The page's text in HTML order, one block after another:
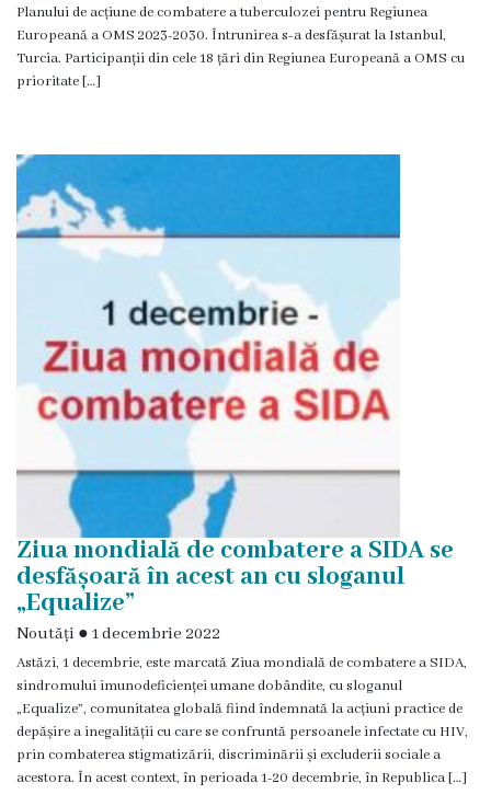
Pediatrie
Anestezie
Terapie
Intensivă
Informații
Pentru
medici
Pentru
pacienți
Servicii/Tarife
Tarife
Serviciul
2
Serviciul
3
Planului de acțiune de combatere a tuberculozei pentru Regiunea
Europeană a OMS 2023-2030. Întrunirea s-a desfășurat la Istanbul,
Turcia. Participanții din cele 18 țări din Regiunea Europeană a OMS cu
prioritate […]
Ziua mondială de combatere a SIDA se
desfășoară în acest an cu sloganul
„Equalize”
Noutăți ● 1 decembrie 2022
Astăzi, 1 decembrie, este marcată Ziua mondială de combatere a SIDA,
sindromului imunodeficienței umane dobândite, cu sloganul
„Equalize”, comunitatea globală fiind îndemnată la acțiuni practice de
depășire a inegalității cu care se confruntă persoanele infectate cu HIV,
prin combaterea stigmatizării, discriminării și excluderii sociale a
acestora. În acest context, în perioada 1-20 decembrie, în Republica […]